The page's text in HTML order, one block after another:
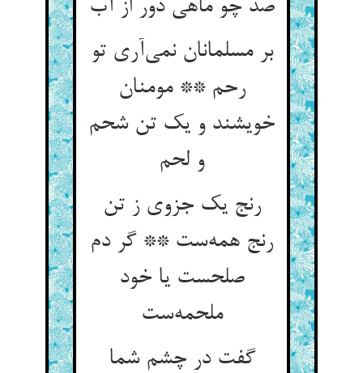
صد چو ماهی دور از آب
بر مسلمانان نمی‌آری تو
رحم ** مومنان
خویشند و یک تن شحم
و لحم
رنج یک جزوی ز تن
رنج همه‌ست ** گر دم
صلحست یا خود
ملحمه‌ست
گفت در چشم شما